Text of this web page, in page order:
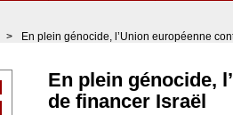
> En plein génocide, l’Union européenne
En plein génocide,
de financer Israël